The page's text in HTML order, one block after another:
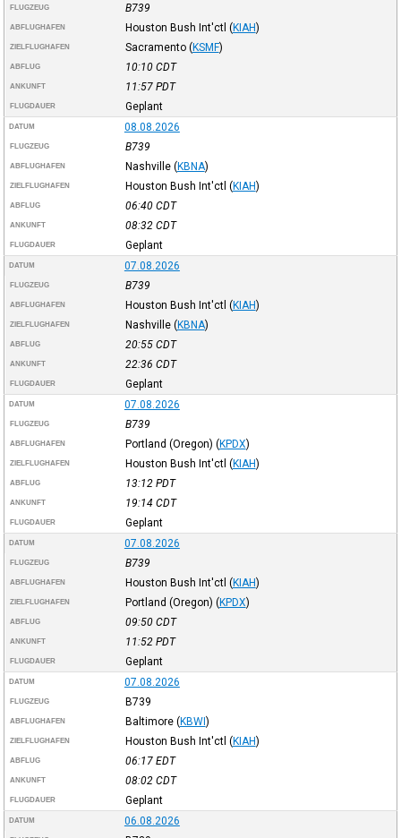
FLUGZEUG B739
ABFLUGHAFEN Houston Bush Int'ctl (KIAH)
ZIELFLUGHAFEN Sacramento (KSMF)
ABFLUG 10:10 CDT
ANKUNFT 11:57 PDT
FLUGDAUER Geplant
DATUM 08.08.2026
FLUGZEUG B739
ABFLUGHAFEN Nashville (KBNA)
ZIELFLUGHAFEN Houston Bush Int'ctl (KIAH)
ABFLUG 06:40 CDT
ANKUNFT 08:32 CDT
FLUGDAUER Geplant
DATUM 07.08.2026
FLUGZEUG B739
ABFLUGHAFEN Houston Bush Int'ctl (KIAH)
ZIELFLUGHAFEN Nashville (KBNA)
ABFLUG 20:55 CDT
ANKUNFT 22:36 CDT
FLUGDAUER Geplant
DATUM 07.08.2026
FLUGZEUG B739
ABFLUGHAFEN Portland (Oregon) (KPDX)
ZIELFLUGHAFEN Houston Bush Int'ctl (KIAH)
ABFLUG 13:12 PDT
ANKUNFT 19:14 CDT
FLUGDAUER Geplant
DATUM 07.08.2026
FLUGZEUG B739
ABFLUGHAFEN Houston Bush Int'ctl (KIAH)
ZIELFLUGHAFEN Portland (Oregon) (KPDX)
ABFLUG 09:50 CDT
ANKUNFT 11:52 PDT
FLUGDAUER Geplant
DATUM 07.08.2026
FLUGZEUG B739
ABFLUGHAFEN Baltimore (KBWI)
ZIELFLUGHAFEN Houston Bush Int'ctl (KIAH)
ABFLUG 06:17 EDT
ANKUNFT 08:02 CDT
FLUGDAUER Geplant
DATUM 06.08.2026